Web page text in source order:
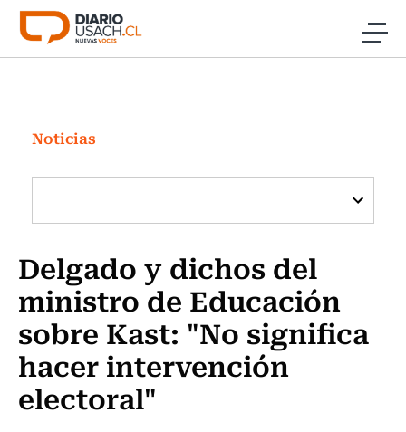
Click acá para ir directamente al contenido
Investigación
Cultura
Programas Radio y TV Usach
Noticias
Delgado y dichos del
ministro de Educación
sobre Kast: "No significa
hacer intervención
electoral"